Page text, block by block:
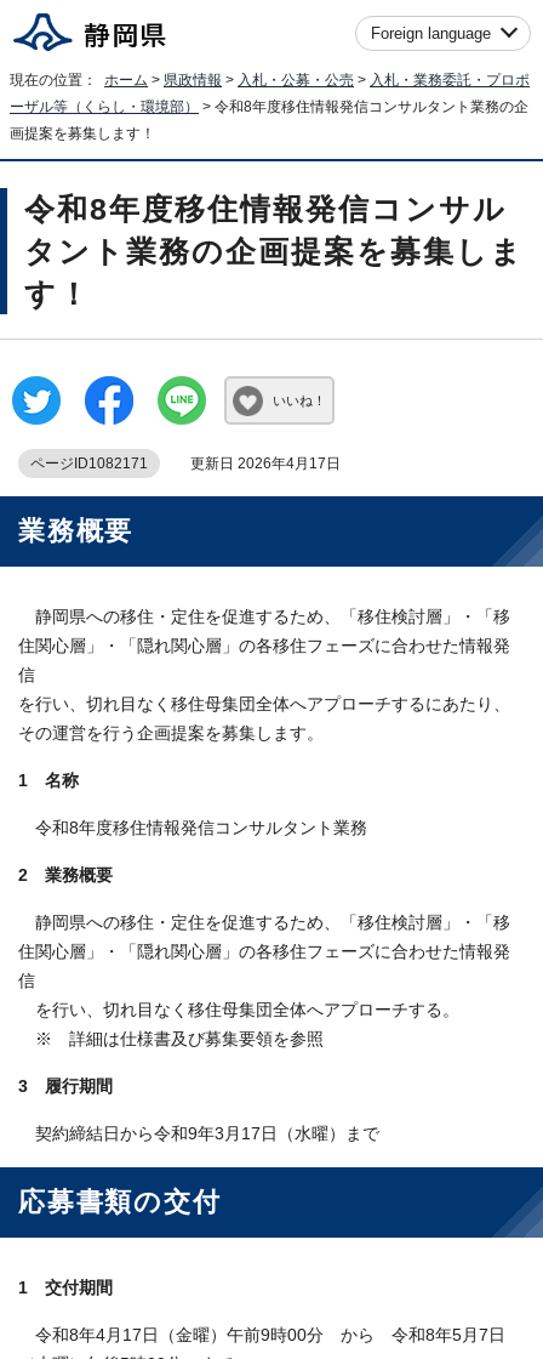
Foreign language
現在の位置： ホーム > 県政情報 > 入札・公募・公売 > 入札・業務委託・プロポ
ーザル等（くらし・環境部）
> 令和8年度移住情報発信コンサルタント業務の企
画提案を募集します！
令和8年度移住情報発信コンサル
タント業務の企画提案を募集しま
す！
いいね！
ページID1082171 更新日 2026年4月17日
業務概要
静岡県への移住・定住を促進するため、「移住検討層」・「移
住関心層」・「隠れ関心層」の各移住フェーズに合わせた情報発
信
を行い、切れ目なく移住母集団全体へアプローチするにあたり、
その運営を行う企画提案を募集します。
1 名称
令和8年度移住情報発信コンサルタント業務
2 業務概要
静岡県への移住・定住を促進するため、「移住検討層」・「移
住関心層」・「隠れ関心層」の各移住フェーズに合わせた情報発
信
を行い、切れ目なく移住母集団全体へアプローチする。
※ 詳細は仕様書及び募集要領を参照
3 履行期間
契約締結日から令和9年3月17日（水曜）まで
応募書類の交付
1 交付期間
令和8年4月17日（金曜）午前9時00分 から 令和8年5月7日